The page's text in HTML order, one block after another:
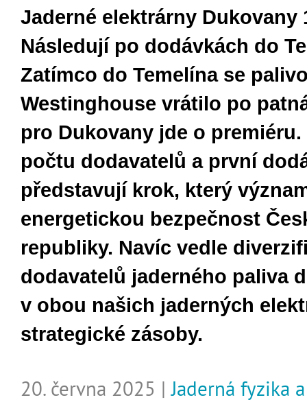
Jaderné elektrárny Dukovany
Následují po dodávkách do
Zatímco do Temelína se
Westinghouse vrátilo po
pro Dukovany jde o premiéru.
počtu dodavatelů a první
představují krok, který
energetickou bezpečnost
republiky. Navíc vedle
dodavatelů jaderného paliva
v obou našich jaderných
strategické zásoby.
20. června 2025 |Jaderná fyzika